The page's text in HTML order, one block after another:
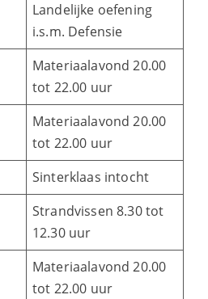
Landelijke oefening
i.s.m. Defensie
Materiaalavond 20.00
tot 22.00 uur
Materiaalavond 20.00
tot 22.00 uur
Sinterklaas intocht
Strandvissen 8.30 tot
12.30 uur
Materiaalavond 20.00
tot 22.00 uur